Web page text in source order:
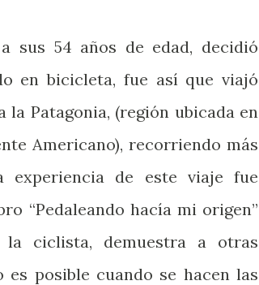
sus 54 años de edad, decidió
en bicicleta, fue así que viajó
la Patagonia, (región ubicada en
Americano), recorriendo más
de este viaje fue
“Pedaleando hacía mi origen”
ciclista, demuestra a otras
es posible cuando se hacen las